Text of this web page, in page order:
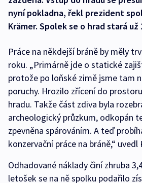
nyní pokladna, řekl prezident
Krämer. Spolek se o hrad stará už
Práce na někdejší bráně by měly
roku. „Primárně jde o statické
protože po loňské zimě jsme tam
poruchy. Hrozilo zřícení do
hradu. Takže část zdiva byla
archeologický průzkum, odkopán
zpevněna spárováním. A teď
konzervační práce na bráně,“ uvedl
Odhadované náklady činí zhruba
letošek se na ně spolku podařilo